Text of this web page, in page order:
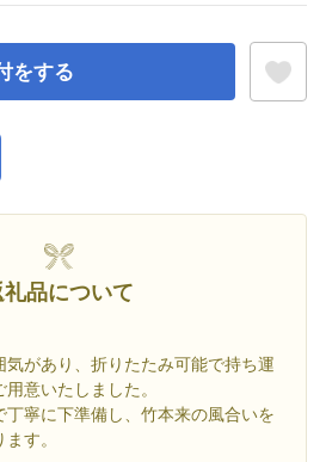
をする
礼品について
があり、折りたたみ可能で持ち運
意いたしました。
丁寧に下準備し、竹本来の風合いを
す。